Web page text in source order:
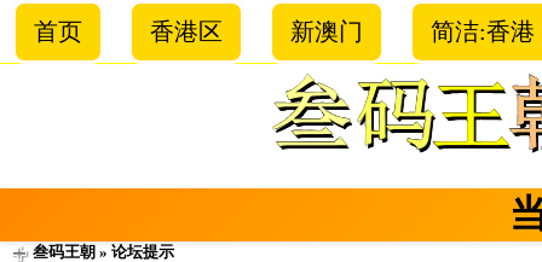
首页 香港区 新澳门 简洁:香港
叁码王朝 » 论坛提示